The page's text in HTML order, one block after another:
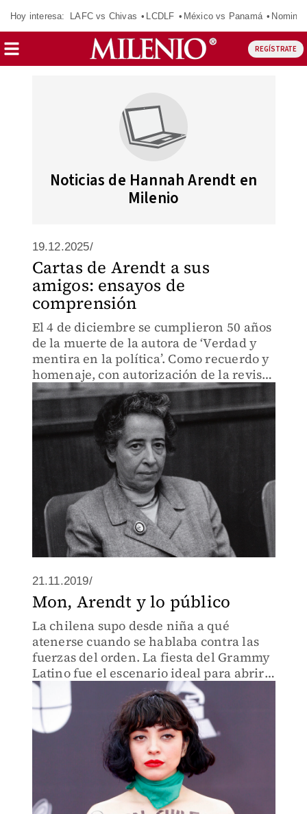
Hoy interesa: LAFC vs Chivas LCDLF México vs Panamá
REGÍSTRATE
Noticias de Hannah Arendt en
Milenio
19.12.2025/
Cartas de Arendt a sus
amigos: ensayos de
comprensión
El 4 de diciembre se cumplieron 50 años
de la muerte de la autora de ‘Verdad y
mentira en la política’. Como recuerdo y
homenaje, con autorización de la revista
Filosofía&amp;Co, que le dedicó un
número especial, publicamos el
siguiente ensayo.
21.11.2019/
Mon, Arendt y lo público
La chilena supo desde niña a qué
atenerse cuando se hablaba contra las
fuerzas del orden. La fiesta del Grammy
Latino fue el escenario ideal para abrir
la boca sin decir palabra.